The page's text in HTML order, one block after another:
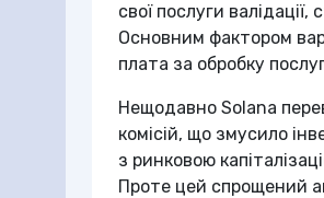
свої послуги
Основним фактором
плата за обробку
Нещодавно Solana
комісій, що змусило
з ринковою
Проте цей спрощений